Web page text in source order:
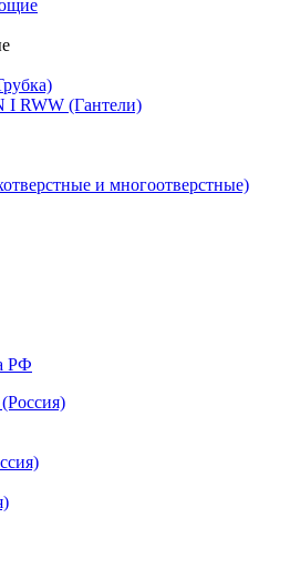
RWW (Гантели)
и многоотверстные)
РФ